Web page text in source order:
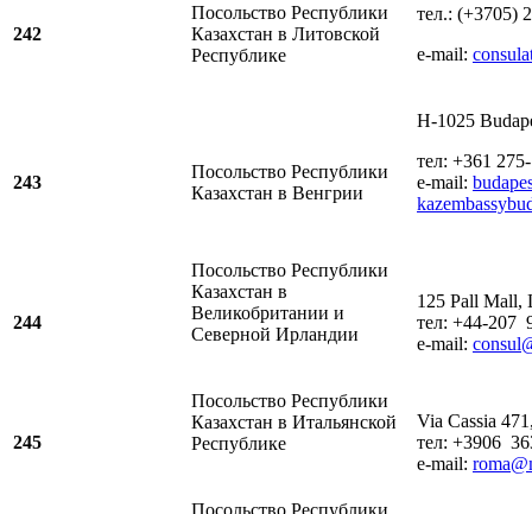
242
Посольство Республики
Казахстан в Литовской
Республике
тeл.: (+3705)
e-mail:
243
Посольство Республики
Казахстан в Венгрии
H-1025
тел: +361
e-mail:
244
Посольство Республики
Казахстан в
Великобритании и
Северной Ирландии
125 Pall Mall,
тел: +44-207
e-mail:
245
Посольство Республики
Казахстан в Итальянской
Республике
Via Cassia
тел: +3906
e-mail:
Посольство Республики